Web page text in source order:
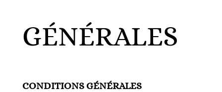
GÉNÉRALES
CONDITIONS GÉNÉRALES